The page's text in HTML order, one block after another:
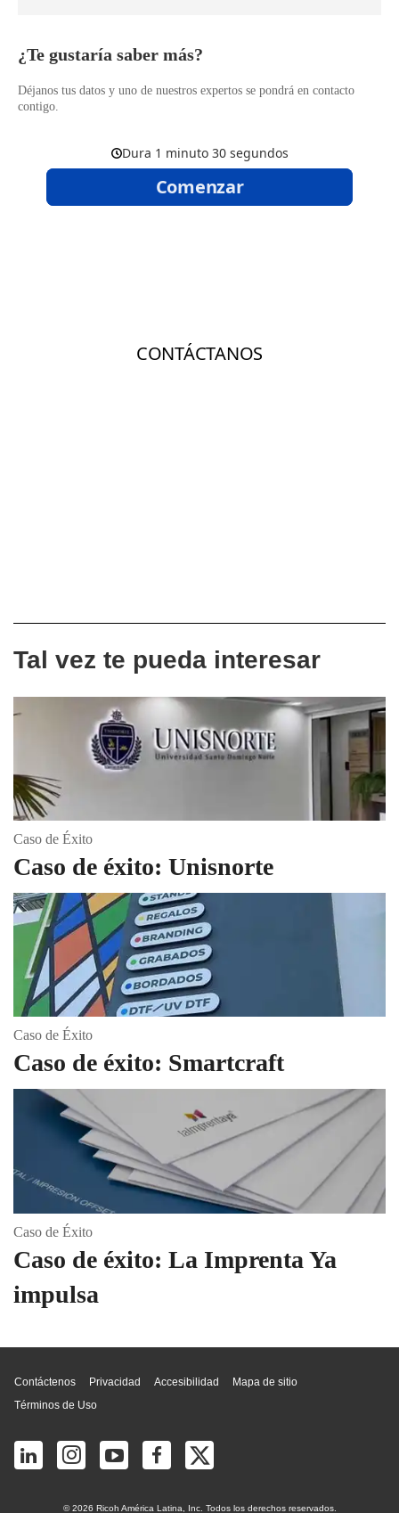
​¿Te gustaría saber más?
Déjanos tus datos y uno de nuestros expertos se pondrá en contacto
contigo.
Tal vez te pueda interesar
Caso de Éxito
Caso de éxito: Unisnorte
Caso de Éxito
Caso de éxito: Smartcraft
Caso de Éxito
Caso de éxito: La Imprenta Ya
impulsa
Contáctenos Privacidad Accesibilidad
Mapa de sitio
Términos de Uso
© 2026 Ricoh América Latina, Inc. Todos los derechos reservados.